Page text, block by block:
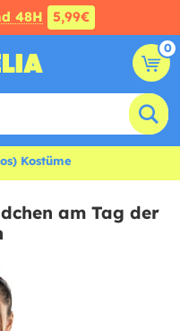
48H 5,99€
0
Kostüme
am Tag der